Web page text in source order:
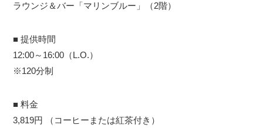
ラウンジ＆バー「マリンブルー」（2階）
■ 提供時間
12:00～16:00（L.O.）
※120分制
■ 料金
3,819円 （コーヒーまたは紅茶付き）